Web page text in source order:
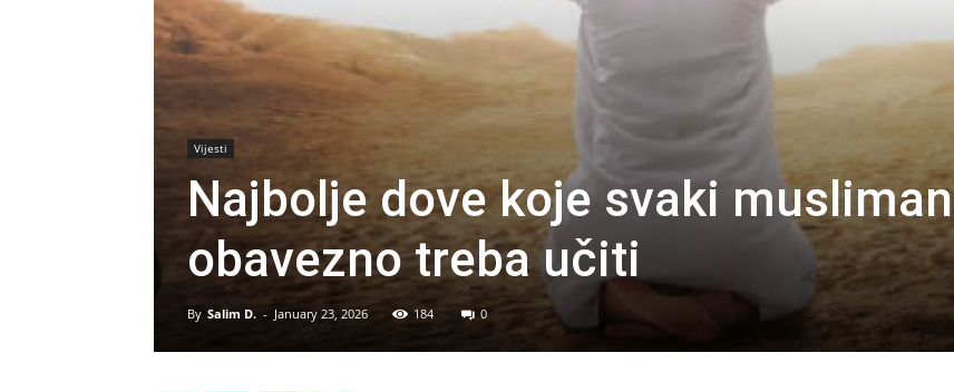
Vijesti
Najbolje dove koje svaki musliman
obavezno treba učiti
By Salim D. - January 23, 2026 184 0